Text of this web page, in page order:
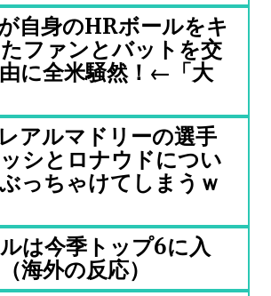
自身のHRボールをキ
ファンとバットを交
に全米騒然！←「大
レアルマドリーの選手
シとロナウドについ
っちゃけてしまうｗ
は今季トップ6に入
海外の反応）